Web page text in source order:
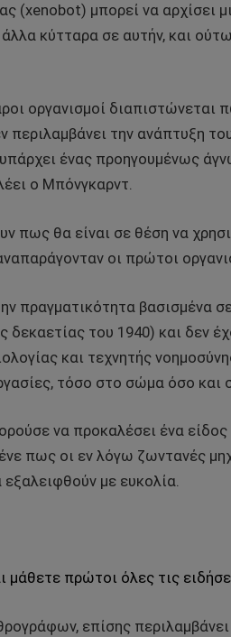
(xenobot) μπορεί να αρχίσει
κύτταρα σε αυτήν, και
οργανισμοί διαπιστώνεται
την ανάπτυξη
ένας προηγουμένως
ο Μπόνγκαρντ.
πως θα είναι σε θέση να
οι πρώτοι
πραγματικότητα βασισμένα
δεκαετίας του 1940) και δεν
και τεχνητής
τόσο στο σώμα όσο και
να προκαλέσει ένα είδος
πως οι εν λόγω ζωντανές
με ευκολία.
μάθετε πρώτοι όλες τις
επίσης